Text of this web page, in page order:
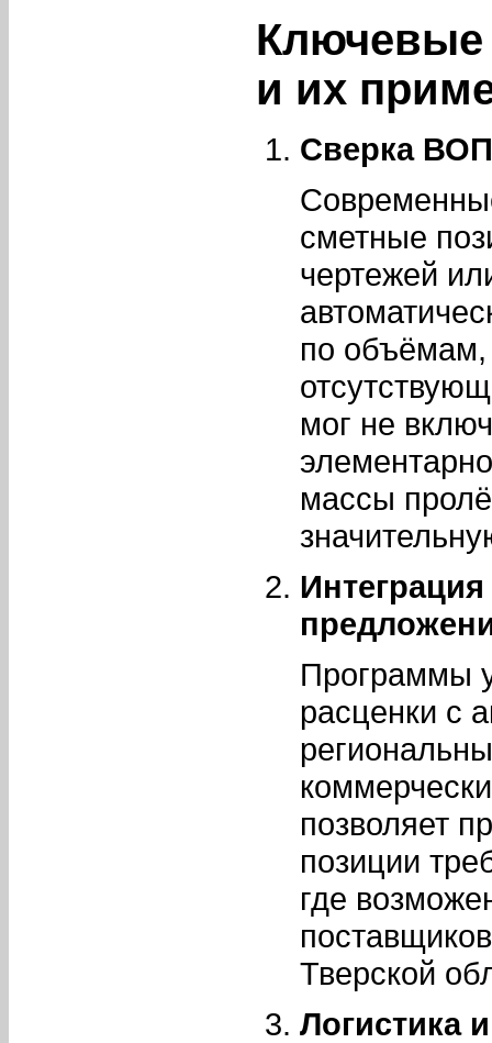
Ключевые
и их
Сверка
сметные
чертежей
по
мог не
массы
Программы
расценки с
позволяет
позиции
где
Тверской
Логистика